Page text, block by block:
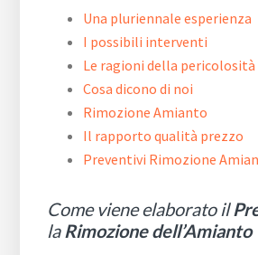
Una pluriennale esperienza
I possibili interventi
Le ragioni della pericolosità
Cosa dicono di noi
Rimozione Amianto
Il rapporto qualità prezzo
Preventivi Rimozione
Come viene elaborato il
laRimozione dell’Amianto